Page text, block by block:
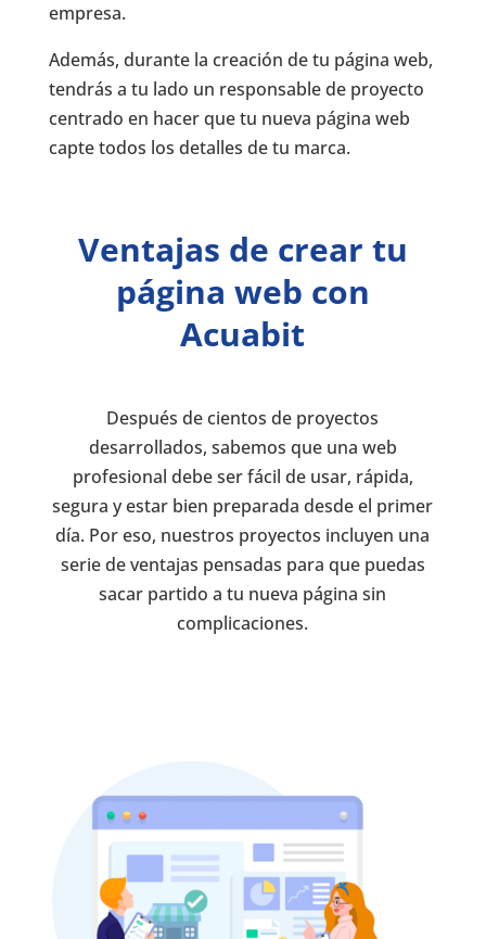
empresa.
Además, durante la creación de tu página web,
tendrás a tu lado un responsable de proyecto
centrado en hacer que tu nueva página web
capte todos los detalles de tu marca.
Ventajas de crear tu
página web con
Acuabit
Después de cientos de proyectos
desarrollados, sabemos que una web
profesional debe ser fácil de usar, rápida,
segura y estar bien preparada desde el primer
día. Por eso, nuestros proyectos incluyen una
serie de ventajas pensadas para que puedas
sacar partido a tu nueva página sin
complicaciones.